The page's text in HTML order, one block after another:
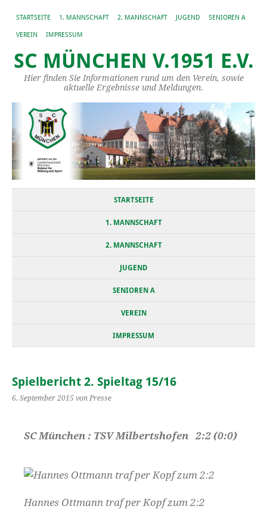
STARTSEITE 1. MANNSCHAFT 2. MANNSCHAFT JUGEND SENIOREN A
VEREIN IMPRESSUM
SC MÜNCHEN V.1951 E.V.
Hier finden Sie Informationen rund um den Verein, sowie
aktuelle Ergebnisse und Meldungen.
STARTSEITE
1. MANNSCHAFT
2. MANNSCHAFT
JUGEND
SENIOREN A
VEREIN
IMPRESSUM
Spielbericht 2. Spieltag 15/16
6. September 2015 von Presse
SC München : TSV Milbertshofen 2:2 (0:0)
Hannes Ottmann traf per Kopf zum 2:2